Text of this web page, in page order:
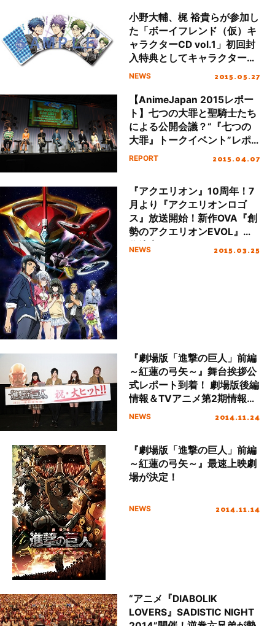
小野大輔、梶 裕貴らが参加し
た「ボーイフレンド（仮）キ
ャラクターCD vol.1」初回封
入特典としてキャラクターカ
ード封入＆絵柄公開！
NEWS 2015.05.27
【AnimeJapan 2015レポー
ト】七つの大罪と聖騎士たち
による公開会議？“『七つの
大罪』トークイベント”レポ
ート
REPORT 2015.04.07
『アクエリオン』10周年！7
月より『アクエリオンロゴ
ス』放送開始！新作OVA『創
勢のアクエリオンEVOL』制
作決定！
NEWS 2015.03.25
『劇場版「進撃の巨人」前編
～紅蓮の弓矢～』舞台挨拶公
式レポート到着！ 劇場版後編
情報＆TVアニメ第2期情報
も！
NEWS 2014.11.24
『劇場版「進撃の巨人」前編
～紅蓮の弓矢～』最速上映劇
場が決定！
NEWS 2014.11.14
“アニメ『DIABOLIK
LOVERS』SADISTIC NIGHT